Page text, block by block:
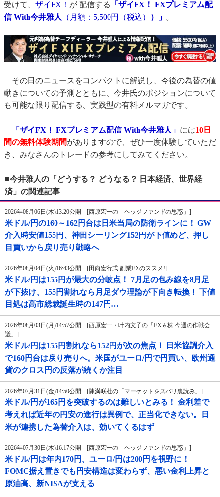
受けて、 ザイFX！ が 配信する
「ザイFX！ FXプレミアム配
信 With今井雅人 （月額：5,500円（税込） ）」 。
その日のニュースをコンパクトに解説し、今後の為替の値
動きについての予測とともに、今井氏のポジションについて
も可能な限り配信する、実践型の有料メルマガです。
「ザイFX！ FXプレミアム配信 With今井雅人」 には10日
間の無料体験期間がありますので、ぜひ一度体験していただ
き、みなさんのトレードの参考にしてみてください。
■今井雅人の「どうする？ どうなる？ 日本経済、世界経
済」の関連記事
2026年08月06日(木)13:20公開 [西原宏一の「ヘッジファンドの思惑」]
米ドル/円の160～162円台は日米当局の防衛ラインに！ GW
介入時安値155円、神田シーリング152円が下値めど、押し
目買いから戻り売り戦略へ
2026年08月04日(火)16:43公開 [田向宏行式 副業FXのススメ!]
米ドル/円は155円が最大の分岐点！ 7月足の包み線を8月足
が下抜け、155円割れなら月足ダウ理論が下向き転換！ 下値
目処は高市総裁誕生時の147円…
2026年08月03日(月)14:57公開 [西原宏一・叶内文子の「FX＆株 今週の作戦会
議」]
米ドル/円は155円割れなら152円が次の焦点！ 日米協調介入
で160円台は戻り売りへ。米国がユーロ/円で円買い、欧州通
貨のクロス円の反落が続くか注目
2026年07月31日(金)14:50公開 [陳満咲杜の「マーケットをズバリ裏読み」]
米ドル/円が165円を突破するのは難しいとみる！ 金利差で
考えれば近年の円安の進行は異例で、正当化できない。日
米が連携した為替介入は、効いてくるはず
2026年07月30日(木)16:17公開 [西原宏一の「ヘッジファンドの思惑」]
米ドル/円は年内170円、ユーロ/円は200円を視野に！
FOMC据え置きでも円安構造は変わらず、悪い金利上昇と
原油高、新NISAが支える